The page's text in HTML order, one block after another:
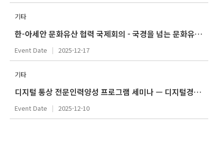
기타
한-아세안 문화유산 협력 국제회의 - 국경을 넘는 문화유산: 아세안 공유 문화유산의 가치와 지역 협력
Event Date 2025-12-17
기타
디지털 통상 전문인력양성 프로그램 세미나 — 디지털경제의 미래와 과제
Event Date 2025-12-10